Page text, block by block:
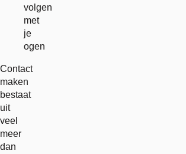
volgen
met
je
ogen
Contact
maken
bestaat
uit
veel
meer
dan